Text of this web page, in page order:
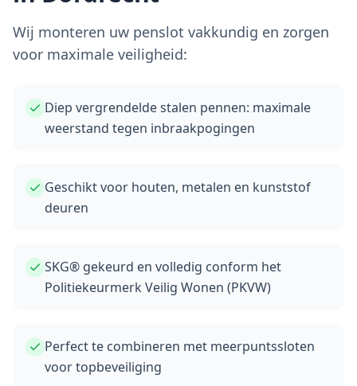
Wij monteren uw penslot vakkundig en zorgen
voor maximale veiligheid:
Diep vergrendelde stalen pennen: maximale
weerstand tegen inbraakpogingen
Geschikt voor houten, metalen en kunststof
deuren
SKG® gekeurd en volledig conform het
Politiekeurmerk Veilig Wonen (PKVW)
Perfect te combineren met meerpuntssloten
voor topbeveiliging